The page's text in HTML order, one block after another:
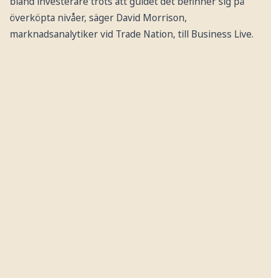
överköpta nivåer, säger David Morrison,
marknadsanalytiker vid Trade Nation, till Business Live.